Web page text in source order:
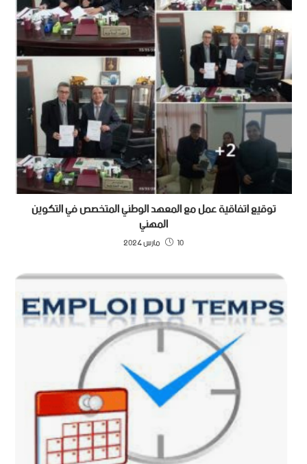
توقيع اتفاقية عمل مع المعهد الوطني المتخصص في التكوين
المهني
10 مارس 2024